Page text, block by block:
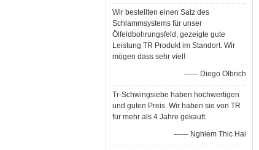
Wir bestellten einen Satz des
Schlammsystems für unser
Ölfeldbohrungsfeld, gezeigte gute
Leistung TR Produkt im Standort. Wir
mögen dass sehr viel!
—— Diego Olbrich
Tr-Schwingsiebe haben hochwertigen
und guten Preis. Wir haben sie von TR
für mehr als 4 Jahre gekauft.
—— Nghiem Thic Hai